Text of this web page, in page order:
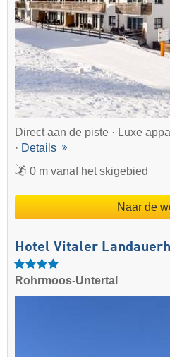
Direct aan de piste · Luxe
· Details
0 m vanaf het skigebied
Naar de
Hotel Vitaler
Rohrmoos-Untertal